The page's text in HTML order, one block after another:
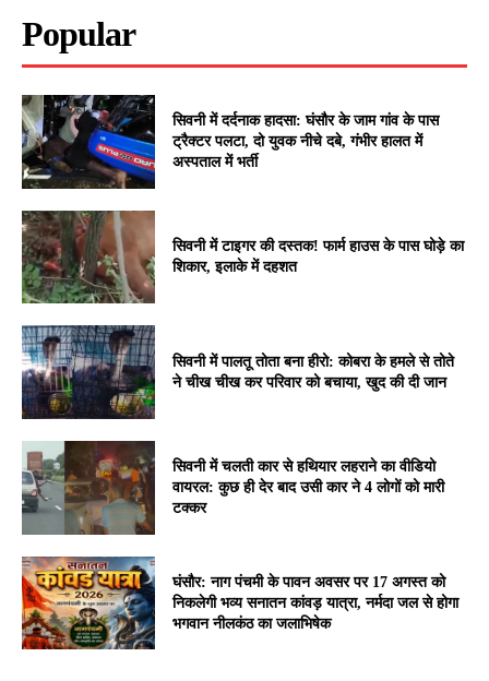
Popular
सिवनी में दर्दनाक हादसा: घंसौर के जाम गांव के पास
ट्रैक्टर पलटा, दो युवक नीचे दबे, गंभीर हालत में
अस्पताल में भर्ती
सिवनी में टाइगर की दस्तक! फार्म हाउस के पास घोड़े का
शिकार, इलाके में दहशत
सिवनी में पालतू तोता बना हीरो: कोबरा के हमले से तोते
ने चीख चीख कर परिवार को बचाया, खुद की दी जान
सिवनी में चलती कार से हथियार लहराने का वीडियो
वायरल: कुछ ही देर बाद उसी कार ने 4 लोगों को मारी
टक्कर
घंसौर: नाग पंचमी के पावन अवसर पर 17 अगस्त को
निकलेगी भव्य सनातन कांवड़ यात्रा, नर्मदा जल से होगा
भगवान नीलकंठ का जलाभिषेक